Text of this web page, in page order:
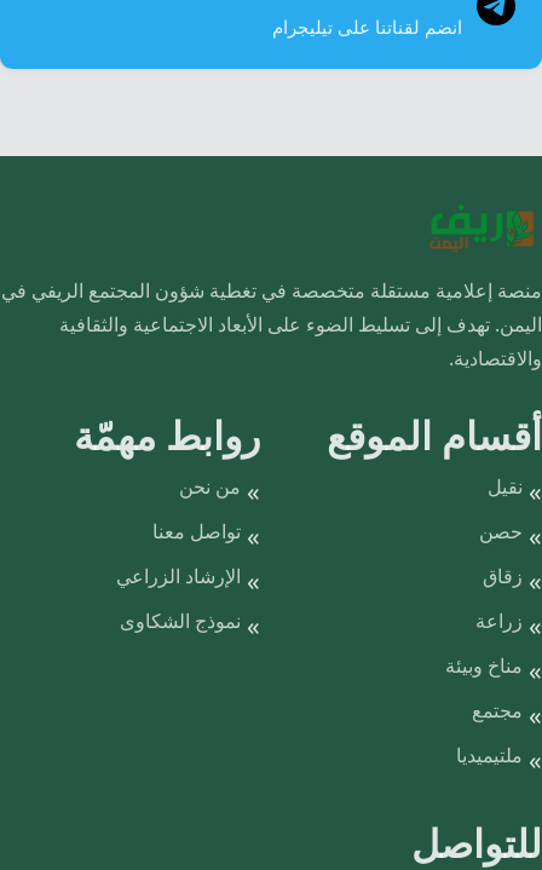
انضم لقناتنا على تيليجرام
منصة إعلامية مستقلة متخصصة في تغطية شؤون المجتمع الريفي في
اليمن. تهدف إلى تسليط الضوء على الأبعاد الاجتماعية والثقافية
والاقتصادية.
أقسام الموقع
نقيل
حصن
زقاق
زراعة
مناخ وبيئة
مجتمع
ملتيميديا
روابط مهمّة
من نحن
تواصل معنا
الإرشاد الزراعي
نموذج الشكاوى
للتواصل